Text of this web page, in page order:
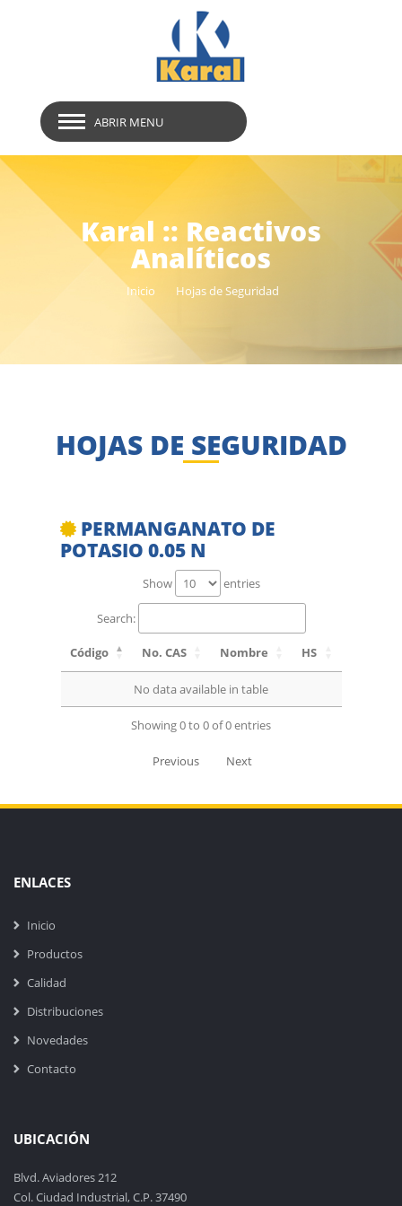
ABRIR MENU
Karal :: Reactivos
Analíticos
Inicio Hojas de Seguridad
HOJAS DE SEGURIDAD
PERMANGANATO DE
POTASIO 0.05 N
Show entries
Search:
Código No. CAS Nombre HS
No data available in table
Showing 0 to 0 of 0 entries
Previous Next
ENLACES
Inicio
Productos
Calidad
Distribuciones
Novedades
Contacto
UBICACIÓN
Blvd. Aviadores 212
Col. Ciudad Industrial, C.P. 37490